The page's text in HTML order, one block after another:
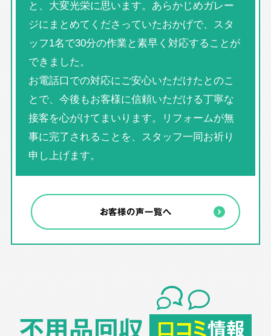
と、大変光栄に思います。あらかじめガレー
ジにまとめてくださっていたおかげで、スタ
ッフ1名で30分の作業と素早く対応することが
できました。
お電話口での対応にご安心いただけたとのこ
とで、今後もお客様に信頼いただける丁寧な
接客を心がけてまいります。リフォームが無
事に完了されることを、スタッフ一同お祈り
申し上げます。
お客様の声一覧へ
不用品回収 口コミ情報